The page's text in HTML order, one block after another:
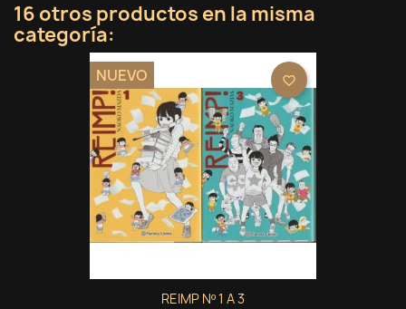
16 otros productos en la misma
categoría:
REIMP Nº 1 A 3
NUEVO favorite_border